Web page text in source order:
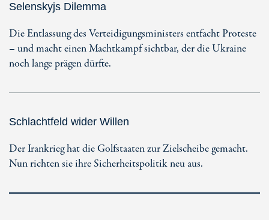
Selenskyjs Dilemma
Die Entlassung des Verteidigungsministers entfacht Proteste
– und macht einen Machtkampf sichtbar, der die Ukraine
noch lange prägen dürfte.
Schlachtfeld wider Willen
Der Irankrieg hat die Golfstaaten zur Zielscheibe gemacht.
Nun richten sie ihre Sicherheitspolitik neu aus.